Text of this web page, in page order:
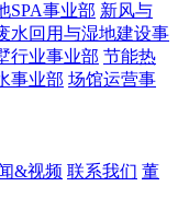
SPA事业部 新风与
水回用与湿地建设事
行业事业部 节能热
事业部 场馆运营事
&视频 联系我们 董